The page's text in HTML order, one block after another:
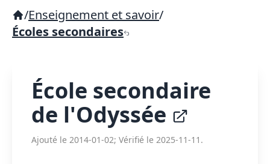
/Enseignement et savoir/
Écoles secondaires
École secondaire
de l'Odyssée
Ajouté le 2014-01-02; Vérifié le 2025-11-11.